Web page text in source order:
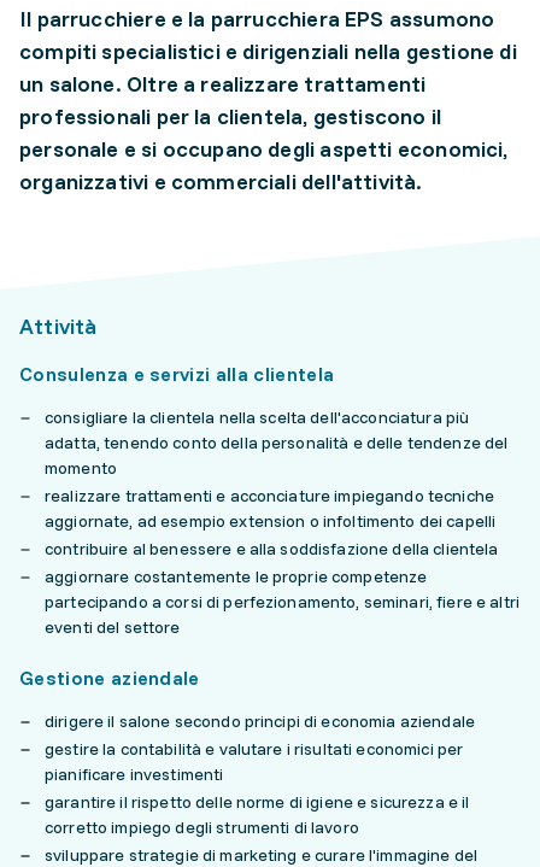
Il parrucchiere e la parrucchiera EPS assumono
compiti specialistici e dirigenziali nella gestione di
un salone. Oltre a realizzare trattamenti
professionali per la clientela, gestiscono il
personale e si occupano degli aspetti economici,
organizzativi e commerciali dell'attività.
Attività
Consulenza e servizi alla clientela
consigliare la clientela nella scelta dell'acconciatura più
adatta, tenendo conto della personalità e delle tendenze del
momento
realizzare trattamenti e acconciature impiegando tecniche
aggiornate, ad esempio extension o infoltimento dei capelli
contribuire al benessere e alla soddisfazione della clientela
aggiornare costantemente le proprie competenze
partecipando a corsi di perfezionamento, seminari, fiere e altri
eventi del settore
Gestione aziendale
dirigere il salone secondo principi di economia aziendale
gestire la contabilità e valutare i risultati economici per
pianificare investimenti
garantire il rispetto delle norme di igiene e sicurezza e il
corretto impiego degli strumenti di lavoro
sviluppare strategie di marketing e curare l'immagine del